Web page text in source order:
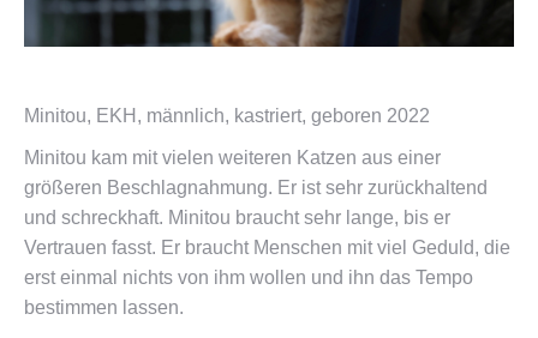
Minitou, EKH, männlich, kastriert, geboren 2022
Minitou kam mit vielen weiteren Katzen aus einer
größeren Beschlagnahmung. Er ist sehr zurückhaltend
und schreckhaft. Minitou braucht sehr lange, bis er
Vertrauen fasst. Er braucht Menschen mit viel Geduld, die
erst einmal nichts von ihm wollen und ihn das Tempo
bestimmen lassen.